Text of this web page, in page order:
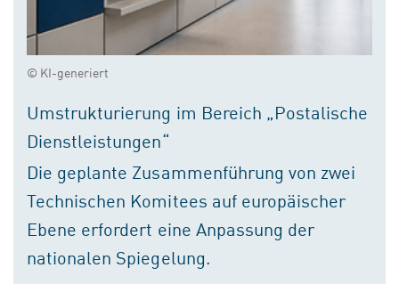
© KI-generiert
Umstrukturierung im Bereich „Postalische
Dienstleistungen“
Die geplante Zusammenführung von zwei
Technischen Komitees auf europäischer
Ebene erfordert eine Anpassung der
nationalen Spiegelung.